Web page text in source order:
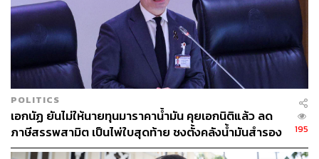
13 ส.ว. โหวตเห็นชอบ#พิธา เป็นนายกฯ
POLITICS
เอกนัฏ ยันไม่ให้นายทุนมาราคาน้ำมัน คุยเอกนิติแล้ว ลด
ภาษีสรรพสามิต เป็นไพ่ใบสุดท้าย ชงตั้งคลังน้ำมันสำรอง
ของรัฐ รับมือความไม่แน่นอน
195